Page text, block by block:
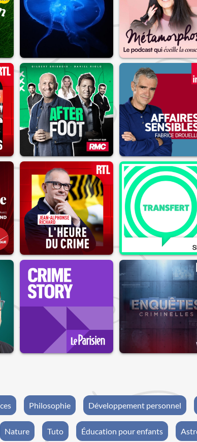
Philosophie Développement personnel
Nature Tuto Éducation pour enfants